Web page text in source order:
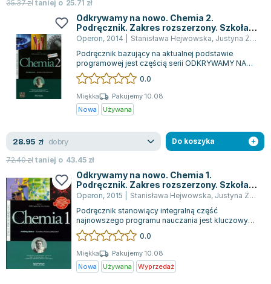
Książki o naukach politycznych dla studentów
Książki do nauk przyrodniczych dla studentów
Książki do nauk społecznych dla studentów
Książki do nauk ścisłych dla studentów
Prawo - książki dla studentów
Technologia żywności - książki
Zarządzanie i marketing - książki
Podręczniki dla nauczycieli - metodyka
Repetytoria, testy i materiały pomocnicze
Bolesław Prus
Clive Cussler
Wanda Chotomska
Józef Ignacy Kraszewski
Clive Staples Lewis
Martyna Wojciechowska
Melissa De la Cruz
Jaś Kapela
Agatha Christie
Witold Gadowski
Jan Pietrzak
Marcin Kowalczyk
Piotr Zychowicz
Joanna Jabłczyńska
Piotr Kościelny
Jan Piński
35.37złtaniej o 25.71 zł
Odkrywamy na nowo. Chemia 2.
Podręcznik. Zakres rozszerzony. Szkoła
ponadgimnazjalna
Operon, 2014 Stanisława Hejwowska, Justyna Żebrowska
Podręcznik bazujący na aktualnej podstawie
programowej jest częścią serii ODKRYWAMY NA
NOWO, która charakteryzuje się unikalnym po...
0.0
Miękka
Pakujemy 10.08
Nowa
Używana
28.95 zł dobry
72.40złtaniej o 43.45 zł
Do koszyka
Odkrywamy na nowo. Chemia 1.
Podręcznik. Zakres rozszerzony. Szkoła
ponadgimnazjalna
Operon, 2015 Stanisława Hejwowska, Justyna Żebrowska
Podręcznik stanowiący integralną część
najnowszego programu nauczania jest kluczowym
elementem serii "ODKRYWAMY NA NOWO". Co
czyni...
0.0
Miękka
Pakujemy 10.08
Nowa
Używana Wyprzedaż